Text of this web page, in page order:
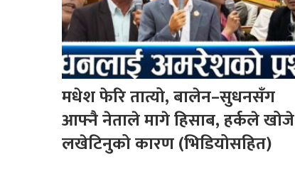
मधेश फेरि तात्यो, बालेन–सुधनसँग
आफ्नै नेताले मागे हिसाब, हर्कले खोजे
लखेटिनुको कारण (भिडियोसहित)